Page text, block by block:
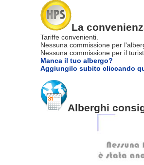
La
Tariffe convenienti.
Nessuna commissione per
Nessuna commissione per il
Manca il tuo albergo?
Aggiungilo subito cliccando
Alberghi